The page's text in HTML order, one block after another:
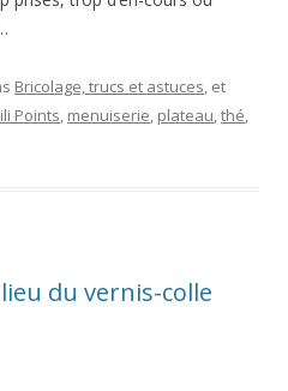
Bricolage, trucs et astuces, et
Points, menuiserie, plateau,thé,
du vernis-colle